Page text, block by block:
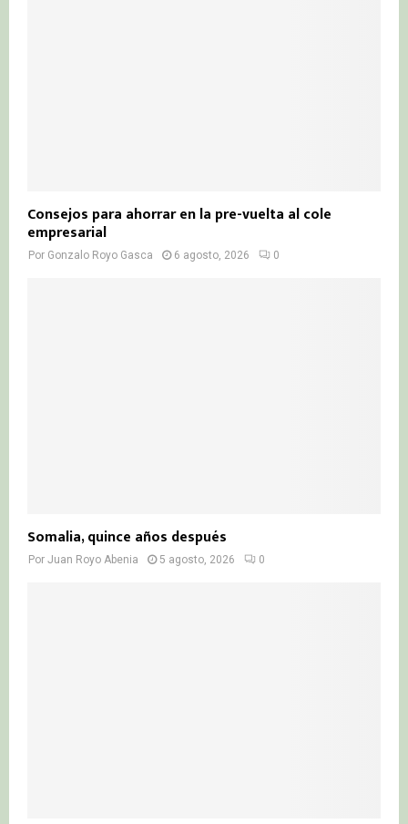
Consejos para ahorrar en la pre-vuelta al cole
empresarial
Por Gonzalo Royo Gasca 6 agosto, 2026 0
Somalia, quince años después
Por Juan Royo Abenia 5 agosto, 2026 0